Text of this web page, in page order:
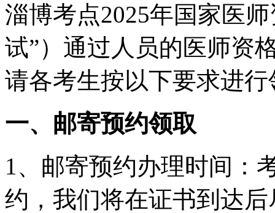
淄博考点2025年国家医
试”）通过人员的医师资
请各考生按以下要求进行
一、邮寄预约领取
1、邮寄预约办理时间：
约，我们将在证书到达